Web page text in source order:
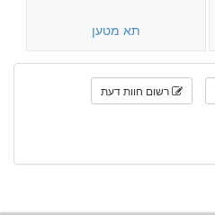
תא מטען
רשום חוות דעת